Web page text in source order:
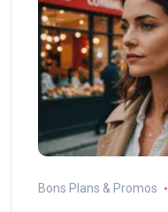
Bons Plans & Promos